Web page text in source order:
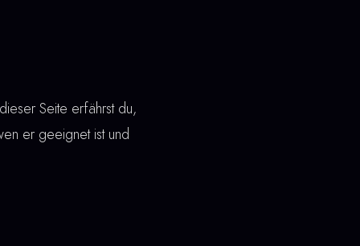
Seite erfährst du,
er geeignet ist und